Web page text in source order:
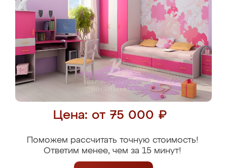
Цена: от 75 000 ₽
Поможем рассчитать точную стоимость!
Ответим менее, чем за 15 минут!